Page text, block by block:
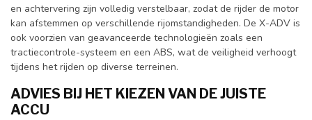
en achtervering zijn volledig verstelbaar, zodat de rijder de motor
kan afstemmen op verschillende rijomstandigheden. De X-ADV is
ook voorzien van geavanceerde technologieën zoals een
tractiecontrole-systeem en een ABS, wat de veiligheid verhoogt
tijdens het rijden op diverse terreinen.
ADVIES BIJ HET KIEZEN VAN DE JUISTE
ACCU